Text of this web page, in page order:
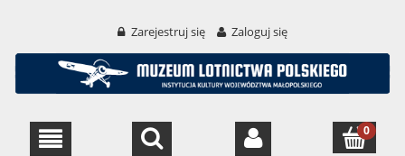
Zarejestruj się Zaloguj się